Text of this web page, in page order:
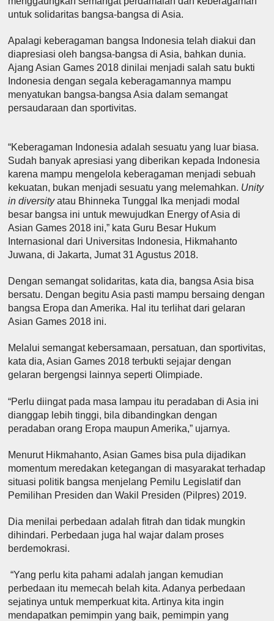
untuk solidaritas bangsa-bangsa di Asia.
Apalagi keberagaman bangsa Indonesia telah diakui dan
diapresiasi oleh bangsa-bangsa di Asia, bahkan dunia.
Ajang Asian Games 2018 dinilai menjadi salah satu bukti
Indonesia dengan segala keberagamannya mampu
menyatukan bangsa-bangsa Asia dalam semangat
persaudaraan dan sportivitas.
“Keberagaman Indonesia adalah sesuatu yang luar biasa.
Sudah banyak apresiasi yang diberikan kepada Indonesia
karena mampu mengelola keberagaman menjadi sebuah
kekuatan, bukan menjadi sesuatu yang melemahkan. Unity
in diversityatau Bhinneka Tunggal Ika menjadi modal
besar bangsa ini untuk mewujudkan Energy of Asia di
Asian Games 2018 ini,” kata Guru Besar Hukum
Internasional dari Universitas Indonesia, Hikmahanto
Juwana, di Jakarta, Jumat 31 Agustus 2018.
Dengan semangat solidaritas, kata dia, bangsa Asia bisa
bersatu. Dengan begitu Asia pasti mampu bersaing dengan
bangsa Eropa dan Amerika. Hal itu terlihat dari gelaran
Asian Games 2018 ini.
Melalui semangat kebersamaan, persatuan, dan sportivitas,
kata dia, Asian Games 2018 terbukti sejajar dengan
gelaran bergengsi lainnya seperti Olimpiade.
“Perlu diingat pada masa lampau itu peradaban di Asia ini
dianggap lebih tinggi, bila dibandingkan dengan
peradaban orang Eropa maupun Amerika,” ujarnya.
Menurut Hikmahanto, Asian Games bisa pula dijadikan
momentum meredakan ketegangan di masyarakat terhadap
situasi politik bangsa menjelang Pemilu Legislatif dan
Pemilihan Presiden dan Wakil Presiden (Pilpres) 2019.
Dia menilai perbedaan adalah fitrah dan tidak mungkin
dihindari. Perbedaan juga hal wajar dalam proses
berdemokrasi.
“Yang perlu kita pahami adalah jangan kemudian
perbedaan itu memecah belah kita. Adanya perbedaan
sejatinya untuk memperkuat kita. Artinya kita ingin
mendapatkan pemimpin yang baik, pemimpin yang